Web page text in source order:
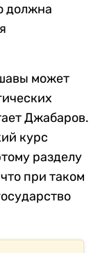
должна
может
Джабаров.
курс
разделу
при таком